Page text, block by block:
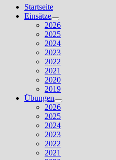
Startseite
Einsätze
Untermenü
anzeigen
2026
2025
2024
2023
2022
2021
2020
2019
Übungen
Untermenü
anzeigen
2026
2025
2024
2023
2022
2021